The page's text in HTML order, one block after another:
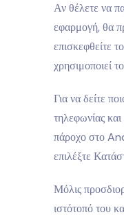
Αν θέλετε να
εφαρμογή, θα
επισκεφθείτε
χρησιμοποιεί
Για να δείτε
τηλεφωνίας
πάροχο στο
επιλέξτε
Μόλις
ιστότοπό του